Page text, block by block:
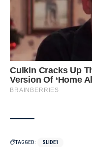
TAGGED: SLIDE1